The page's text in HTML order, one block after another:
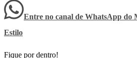
Entre no canal de WhatsApp do
Estilo
Fique por dentro!